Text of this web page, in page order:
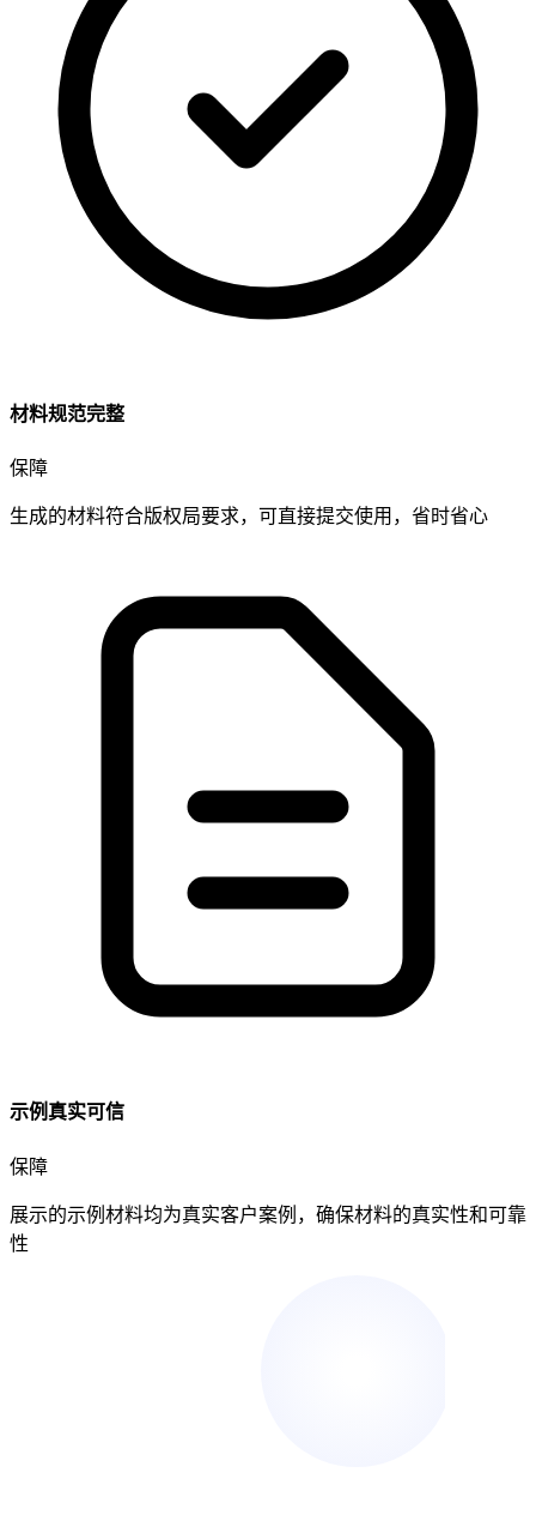
材料规范完整
保障
生成的材料符合版权局要求， 可直接提交使用 ，省时省心
示例真实可信
保障
展示的示例材料均为真实客户案例 ，确保材料的真实性和可靠
性